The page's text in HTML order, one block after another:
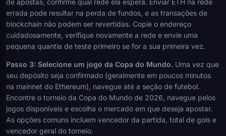
de apostas, confirme qual rede ela espera. Enviar ETH na rede
errada pode resultar na perda de fundos, e as transações de
blockchain não podem ser revertidas. Copie o endereço
cuidadosamente, verifique novamente a rede e envie uma
pequena quantia de teste primeiro se for a sua primeira vez.
Passo 3: Selecione um jogo da Copa do Mundo. Uma vez que
seu depósito seja confirmado (geralmente em poucos minutos
na mainnet do Ethereum), navegue até a seção de futebol.
Encontre o torneio da Copa do Mundo de 2026, navegue pelos
jogos disponíveis e escolha o mercado em que deseja apostar.
As opções comuns incluem vencedor da partida, total de gols e
vencedor geral do torneio.